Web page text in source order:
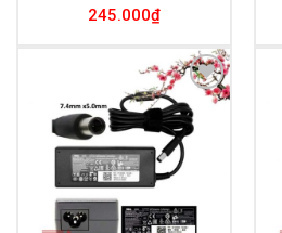
245.000₫
Add to
Wishlist